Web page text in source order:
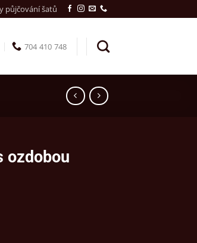
půjčování šatů
704 410 748
ozdobou